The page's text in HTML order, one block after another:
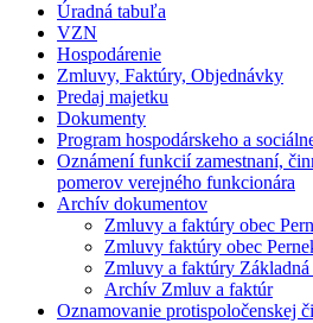
Úradná tabuľa
VZN
Hospodárenie
Zmluvy, Faktúry, Objednávky
Predaj majetku
Dokumenty
Program hospodárskeho a
Oznámení funkcií zamestnaní,
pomerov verejného funkcionára
Archív dokumentov
Zmluvy a faktúry obec
Zmluvy faktúry obec
Zmluvy a faktúry Základná
Archív Zmluv a faktúr
Oznamovanie protispoločenskej